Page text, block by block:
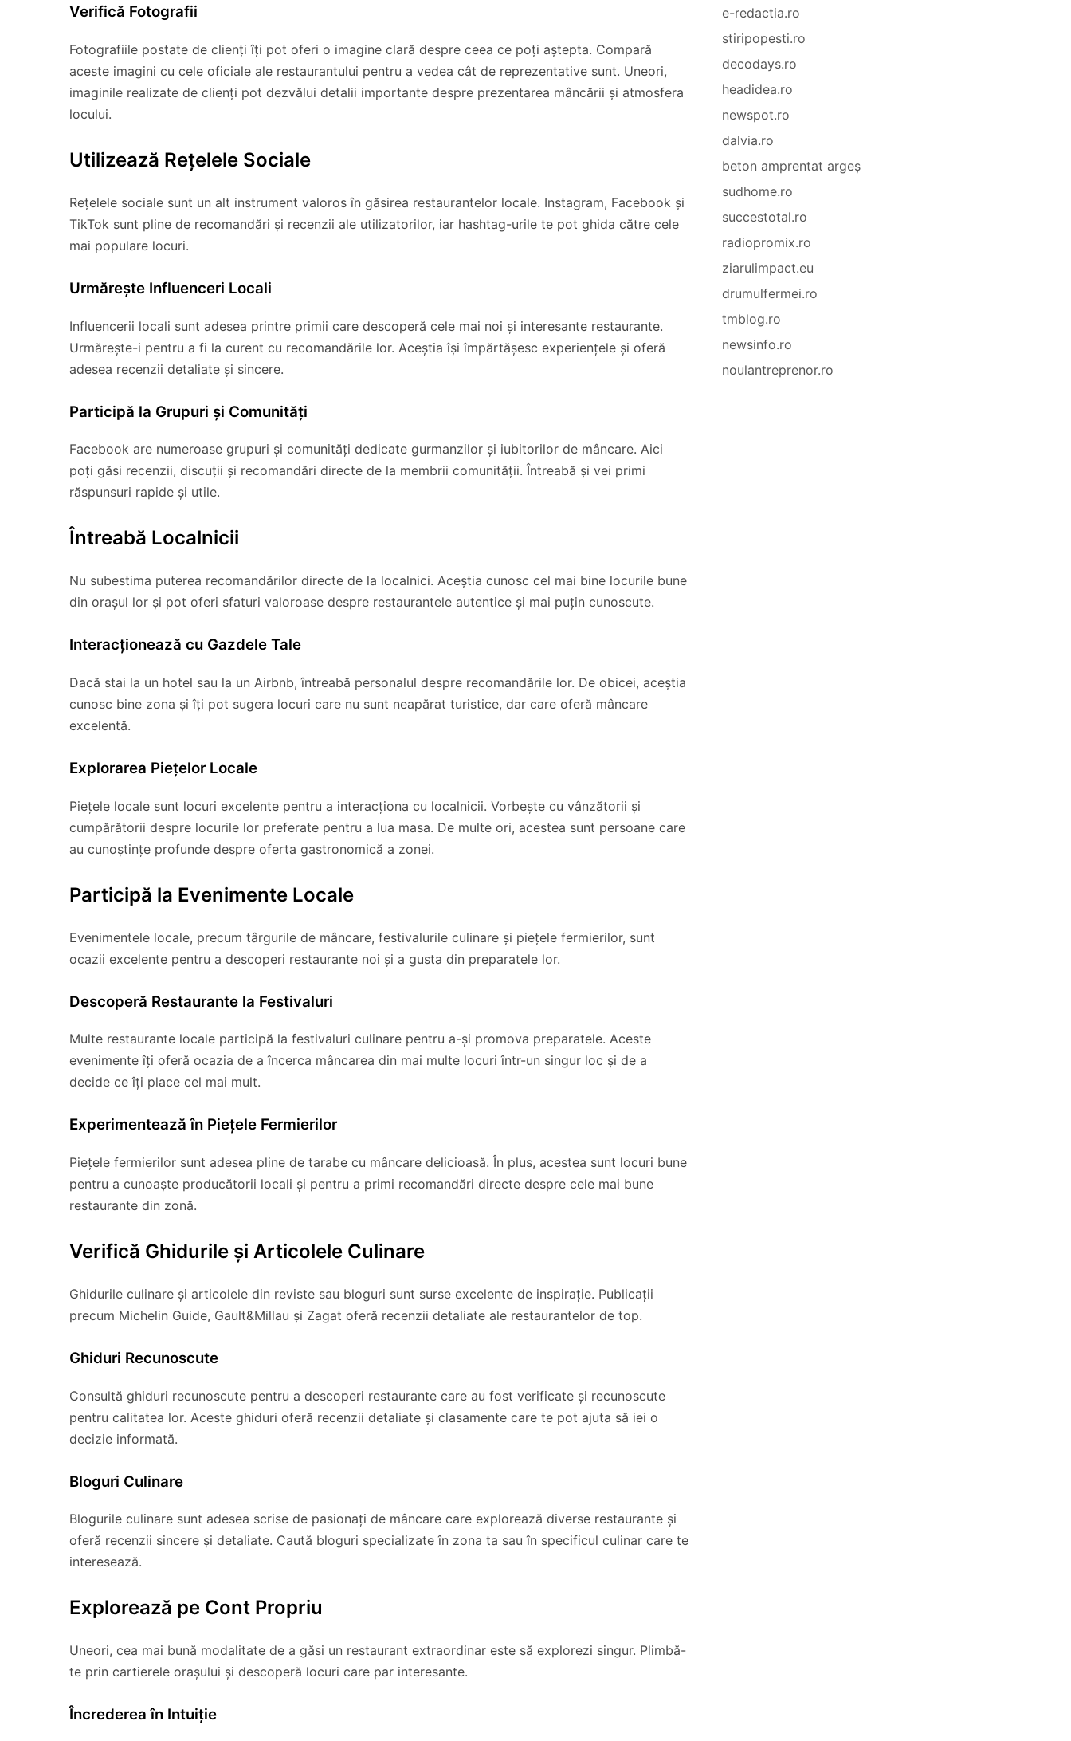
Verifică Fotografii
Fotografiile postate de clienți îți pot oferi o imagine clară despre ceea ce poți aștepta. Compară
aceste imagini cu cele oficiale ale restaurantului pentru a vedea cât de reprezentative sunt. Uneori,
imaginile realizate de clienți pot dezvălui detalii importante despre prezentarea mâncării și atmosfera
locului.
Utilizează Rețelele Sociale
Rețelele sociale sunt un alt instrument valoros în găsirea restaurantelor locale. Instagram, Facebook și
TikTok sunt pline de recomandări și recenzii ale utilizatorilor, iar hashtag-urile te pot ghida către cele
mai populare locuri.
Urmărește Influenceri Locali
Influencerii locali sunt adesea printre primii care descoperă cele mai noi și interesante restaurante.
Urmărește-i pentru a fi la curent cu recomandările lor. Aceștia își împărtășesc experiențele și oferă
adesea recenzii detaliate și sincere.
Participă la Grupuri și Comunități
Facebook are numeroase grupuri și comunități dedicate gurmanzilor și iubitorilor de mâncare. Aici
poți găsi recenzii, discuții și recomandări directe de la membrii comunității. Întreabă și vei primi
răspunsuri rapide și utile.
Întreabă Localnicii
Nu subestima puterea recomandărilor directe de la localnici. Aceștia cunosc cel mai bine locurile bune
din orașul lor și pot oferi sfaturi valoroase despre restaurantele autentice și mai puțin cunoscute.
Interacționează cu Gazdele Tale
Dacă stai la un hotel sau la un Airbnb, întreabă personalul despre recomandările lor. De obicei, aceștia
cunosc bine zona și îți pot sugera locuri care nu sunt neapărat turistice, dar care oferă mâncare
excelentă.
Explorarea Piețelor Locale
Piețele locale sunt locuri excelente pentru a interacționa cu localnicii. Vorbește cu vânzătorii și
cumpărătorii despre locurile lor preferate pentru a lua masa. De multe ori, acestea sunt persoane care
au cunoștințe profunde despre oferta gastronomică a zonei.
Participă la Evenimente Locale
Evenimentele locale, precum târgurile de mâncare, festivalurile culinare și piețele fermierilor, sunt
ocazii excelente pentru a descoperi restaurante noi și a gusta din preparatele lor.
Descoperă Restaurante la Festivaluri
Multe restaurante locale participă la festivaluri culinare pentru a-și promova preparatele. Aceste
evenimente îți oferă ocazia de a încerca mâncarea din mai multe locuri într-un singur loc și de a
decide ce îți place cel mai mult.
Experimentează în Piețele Fermierilor
Piețele fermierilor sunt adesea pline de tarabe cu mâncare delicioasă. În plus, acestea sunt locuri bune
pentru a cunoaște producătorii locali și pentru a primi recomandări directe despre cele mai bune
restaurante din zonă.
Verifică Ghidurile și Articolele Culinare
Ghidurile culinare și articolele din reviste sau bloguri sunt surse excelente de inspirație. Publicații
precum Michelin Guide, Gault&Millau și Zagat oferă recenzii detaliate ale restaurantelor de top.
Ghiduri Recunoscute
Consultă ghiduri recunoscute pentru a descoperi restaurante care au fost verificate și recunoscute
pentru calitatea lor. Aceste ghiduri oferă recenzii detaliate și clasamente care te pot ajuta să iei o
decizie informată.
Bloguri Culinare
Blogurile culinare sunt adesea scrise de pasionați de mâncare care explorează diverse restaurante și
oferă recenzii sincere și detaliate. Caută bloguri specializate în zona ta sau în specificul culinar care te
interesează.
Explorează pe Cont Propriu
Uneori, cea mai bună modalitate de a găsi un restaurant extraordinar este să explorezi singur. Plimbă-
te prin cartierele orașului și descoperă locuri care par interesante.
Încrederea în Intuiție
e-redactia.ro
stiripopesti.ro
decodays.ro
headidea.ro
newspot.ro
dalvia.ro
beton amprentat argeș
sudhome.ro
succestotal.ro
radiopromix.ro
ziarulimpact.eu
drumulfermei.ro
tmblog.ro
newsinfo.ro
noulantreprenor.ro